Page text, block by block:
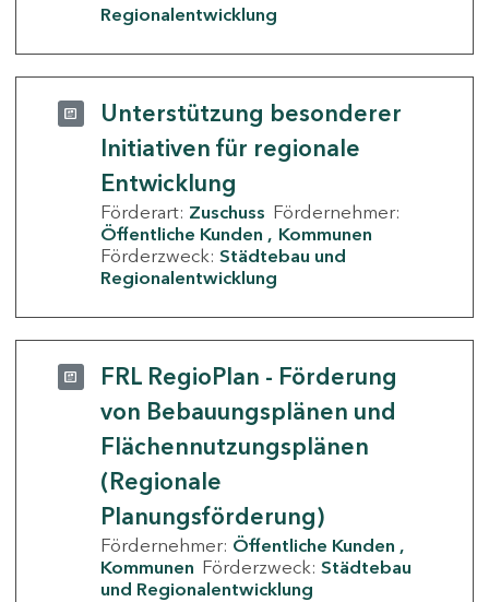
Regionalentwicklung
Unterstützung besonderer
Initiativen für regionale
Entwicklung
Förderart: Zuschuss Fördernehmer:
Öffentliche Kunden
Kommunen
Förderzweck: Städtebau und
Regionalentwicklung
FRL RegioPlan - Förderung
von Bebauungsplänen und
Flächennutzungsplänen
(Regionale
Planungsförderung)
Fördernehmer: Öffentliche Kunden
Kommunen Förderzweck: Städtebau
und Regionalentwicklung